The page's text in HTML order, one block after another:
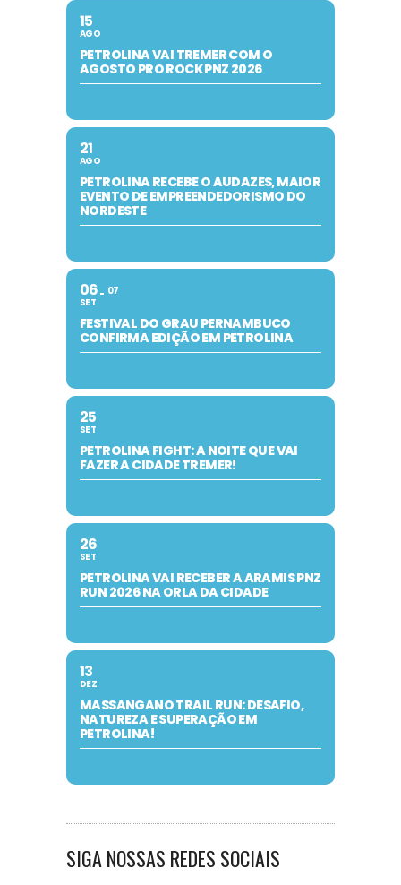
15
AGO
PETROLINA VAI TREMER COM O
AGOSTO PRO ROCK PNZ 2026
21
AGO
PETROLINA RECEBE O AUDAZES, MAIOR
EVENTO DE EMPREENDEDORISMO DO
NORDESTE
06
SET
07
FESTIVAL DO GRAU PERNAMBUCO
CONFIRMA EDIÇÃO EM PETROLINA
25
SET
PETROLINA FIGHT: A NOITE QUE VAI
FAZER A CIDADE TREMER!
26
SET
PETROLINA VAI RECEBER A ARAMIS PNZ
RUN 2026 NA ORLA DA CIDADE
13
DEZ
MASSANGANO TRAIL RUN: DESAFIO,
NATUREZA E SUPERAÇÃO EM
PETROLINA!
SIGA NOSSAS REDES SOCIAIS